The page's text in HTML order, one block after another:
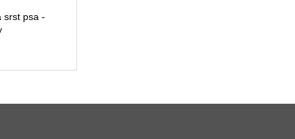
srst psa -